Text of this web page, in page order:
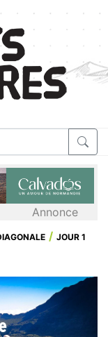
Annonce
JOUR 1